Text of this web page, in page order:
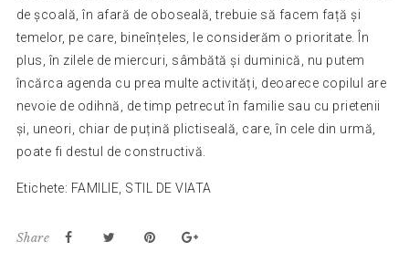
de școală, în afară de oboseală, trebuie să facem față și
temelor, pe care, bineînțeles, le considerăm o prioritate. În
plus, în zilele de miercuri, sâmbătă și duminică, nu putem
încărca agenda cu prea multe activități, deoarece copilul are
nevoie de odihnă, de timp petrecut în familie sau cu prietenii
și, uneori, chiar de puțină plictiseală, care, în cele din urmă,
poate fi destul de constructivă.
Etichete: FAMILIE STIL DE VIATA
Share